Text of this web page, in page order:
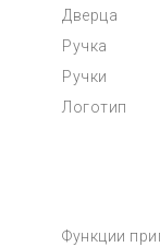
Дверца
Ручка
Ручки
Логотип
Функции